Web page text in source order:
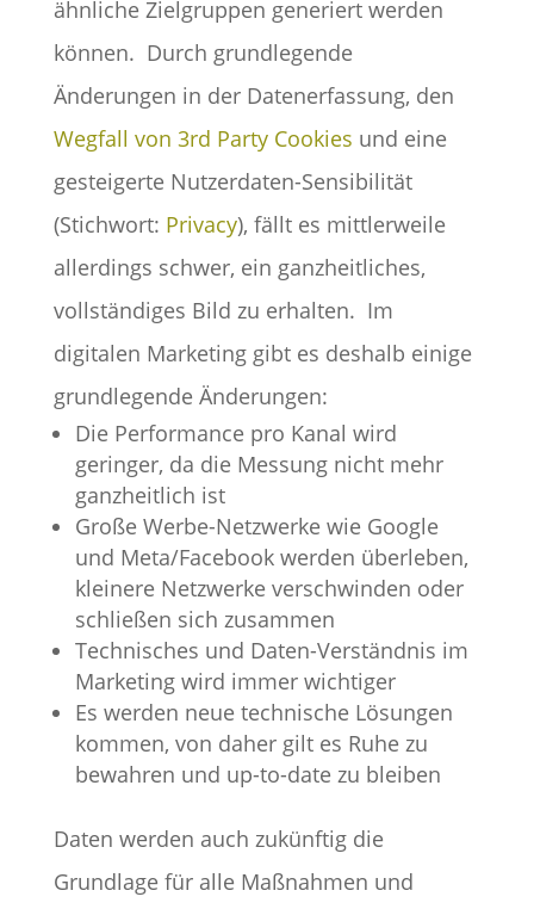
ähnliche Zielgruppen generiert werden
können. Durch grundlegende
Änderungen in der Datenerfassung, den
Wegfall von 3rd Party Cookies und eine
gesteigerte Nutzerdaten-Sensibilität
(Stichwort: Privacy), fällt es mittlerweile
allerdings schwer, ein ganzheitliches,
vollständiges Bild zu erhalten. Im
digitalen Marketing gibt es deshalb einige
grundlegende Änderungen:
Die Performance pro Kanal wird
geringer, da die Messung nicht mehr
ganzheitlich ist
Große Werbe-Netzwerke wie Google
und Meta/Facebook werden überleben,
kleinere Netzwerke verschwinden oder
schließen sich zusammen
Technisches und Daten-Verständnis im
Marketing wird immer wichtiger
Es werden neue technische Lösungen
kommen, von daher gilt es Ruhe zu
bewahren und up-to-date zu bleiben
Daten werden auch zukünftig die
Grundlage für alle Maßnahmen und